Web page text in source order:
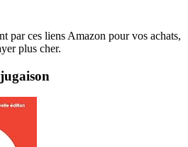
par ces liens Amazon pour vos achats,
plus cher.